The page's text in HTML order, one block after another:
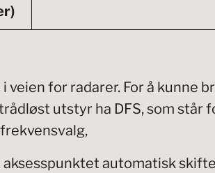
veien for radarer. For å kunne
utstyr ha DFS, som står
automatisk